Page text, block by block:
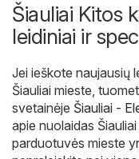
Šiauliai Kitos
leidiniai ir
Jei ieškote naujausių
Šiauliai mieste,
svetainėje Šiauliai -
apie nuolaidas
parduotuvės mieste